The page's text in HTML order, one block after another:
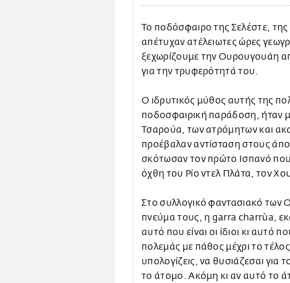
Το ποδόσφαιρο της Σελέστε,
απέτυχαν ατέλειωτες ώρες
ξεχωρίζουμε την Ουρουγουάη
για την τρυφερότητά του.
Ο ιδρυτικός μύθος αυτής της
ποδοσφαιρική παράδοση, ήταν
Τσαρούα, των ατρόμητων και
προέβαλαν αντίσταση στους
σκότωσαν τον πρώτο Ισπανό
όχθη του Ρίο ντελ Πλάτα, τον
Στο συλλογικό φαντασιακό των
πνεύμα τους, η garra charrùa,
αυτό που είναι οι ίδιοι κι αυτό
πολεμάς με πάθος μέχρι το
υπολογίζεις, να θυσιάζεσαι
το άτομο. Ακόμη κι αν αυτό το